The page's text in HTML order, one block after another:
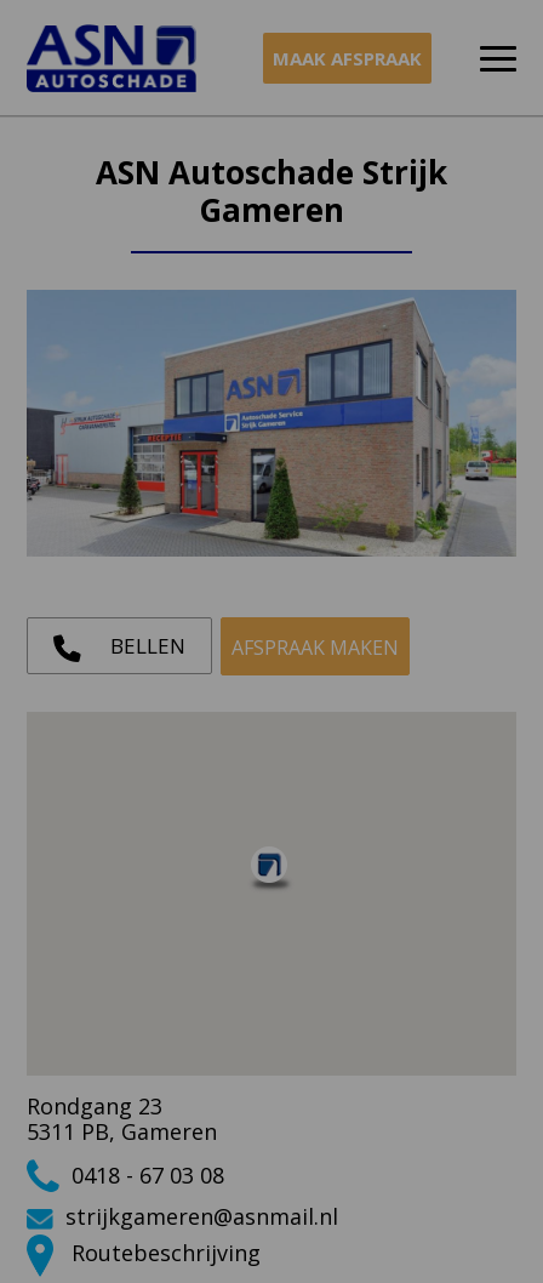
MAAK AFSPRAAK
ASN Autoschade Strijk
Gameren
BELLEN AFSPRAAK MAKEN
Rondgang 23
5311 PB, Gameren
0418 - 67 03 08
strijkgameren@asnmail.nl
Routebeschrijving